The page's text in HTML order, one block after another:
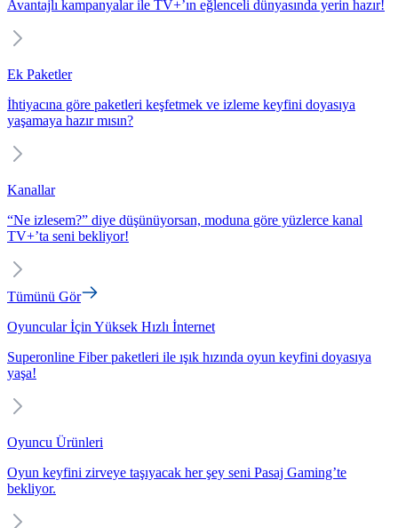
Avantajlı kampanyalar ile TV+’ın eğlenceli dünyasında yerin hazır!
Ek Paketler
İhtiyacına göre paketleri keşfetmek ve izleme keyfini doyasıya
yaşamaya hazır mısın?
Kanallar
“Ne izlesem?” diye düşünüyorsan, moduna göre yüzlerce kanal
TV+’ta seni bekliyor!
Tümünü Gör
Oyuncular İçin Yüksek Hızlı İnternet
Superonline Fiber paketleri ile ışık hızında oyun keyfini doyasıya
yaşa!
Oyuncu Ürünleri
Oyun keyfini zirveye taşıyacak her şey seni Pasaj Gaming’te
bekliyor.